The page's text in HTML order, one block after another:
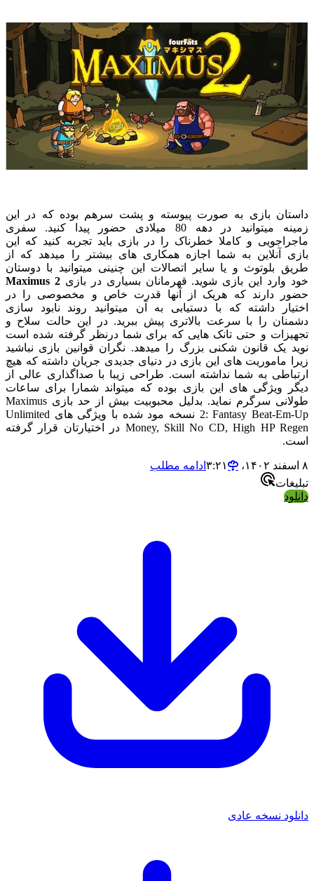
داستان بازی به صورت پیوسته و پشت سرهم بوده که در این
زمینه میتوانید در دهه 80 میلادی حضور پیدا کنید. سفری
ماجراجویی و کاملا خطرناک را در بازی باید تجربه کنید که این
بازی آنلاین به شما اجازه همکاری های بیشتر را میدهد که از
طریق بلوتوث و یا سایر اتصالات این چنینی میتوانید با دوستان
خود وارد این بازی شوید. قهرمانان بسیاری در بازیMaximus 2
حضور دارند که هریک از آنها قدرت خاص و مخصوصی را در
اختیار داشته که با دستیابی به آن میتوانید روند نابود سازی
دشمنان را با سرعت بالاتری پیش ببرید. در این حالت سلاح و
تجهیزات و حتی تانک هایی که برای شما درنظر گرفته شده است
نوید یک قانون شکنی بزرگ را میدهد. نگران قوانین بازی نباشید
زیرا ماموریت های این بازی در دنیای جدیدی جریان داشته که هیچ
ارتباطی به شما نداشته است. طراحی زیبا با صداگذاری عالی از
دیگر ویژگی های این بازی بوده که میتواند شمارا برای ساعات
طولانی سرگرم نماید. بدلیل محبوبیت بیش از حد بازی Maximus
2: Fantasy Beat-Em-Up نسخه مود شده با ویژگی های Unlimited
Money, Skill No CD, High HP Regen در اختیارتان قرار گرفته
است.
۸ اسفند ۱۴۰۲،‏ ۳:۲۱
ادامه مطلب
تبلیغات
دانلود
دانلود نسخه عادی